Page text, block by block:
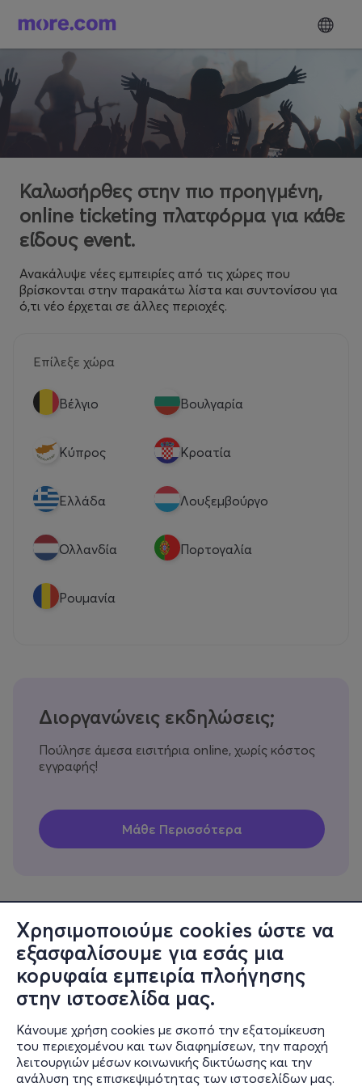
Χρησιμοποιούμε cookies ώστε να
εξασφαλίσουμε για εσάς μια
κορυφαία εμπειρία πλοήγησης
στην ιστοσελίδα μας.
Κάνουμε χρήση cookies με σκοπό την εξατομίκευση
του περιεχομένου και των διαφημίσεων, την παροχή
λειτουργιών μέσων κοινωνικής δικτύωσης και την
ανάλυση της επισκεψιμότητας των ιστοσελίδων μας.
Καλωσήρθες στην πιο προηγμένη,
online ticketing πλατφόρμα για κάθε
είδους event.
Ανακάλυψε νέες εμπειρίες από τις χώρες που
βρίσκονται στην παρακάτω λίστα και συντονίσου για
ό,τι νέο έρχεται σε άλλες περιοχές.
Επίλεξε χώρα
Βέλγιο Βουλγαρία
Κύπρος Κροατία
Eλλάδα Λουξεμβούργο
Ολλανδία Πορτογαλία
Ρουμανία
Διοργανώνεις εκδηλώσεις;
Πούλησε άμεσα εισιτήρια online, χωρίς κόστος
εγγραφής!
Πληροφορίες
Υποστήριξη
Stay Connected